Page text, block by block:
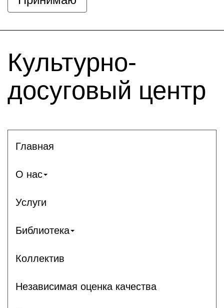
Культурно-
досуговый центр
Главная
О нас
Услуги
Библиотека
Коллектив
Независимая оценка качества